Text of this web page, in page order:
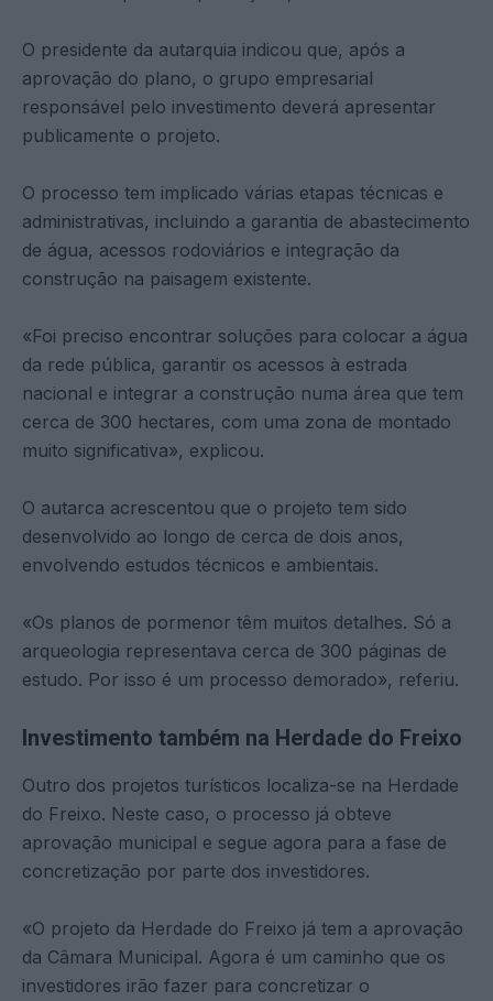
O presidente da autarquia indicou que, após a
aprovação do plano, o grupo empresarial
responsável pelo investimento deverá apresentar
publicamente o projeto.
O processo tem implicado várias etapas técnicas e
administrativas, incluindo a garantia de abastecimento
de água, acessos rodoviários e integração da
construção na paisagem existente.
«Foi preciso encontrar soluções para colocar a água
da rede pública, garantir os acessos à estrada
nacional e integrar a construção numa área que tem
cerca de 300 hectares, com uma zona de montado
muito significativa», explicou.
O autarca acrescentou que o projeto tem sido
desenvolvido ao longo de cerca de dois anos,
envolvendo estudos técnicos e ambientais.
«Os planos de pormenor têm muitos detalhes. Só a
arqueologia representava cerca de 300 páginas de
estudo. Por isso é um processo demorado», referiu.
Investimento também na Herdade do Freixo
Outro dos projetos turísticos localiza-se na Herdade
do Freixo. Neste caso, o processo já obteve
aprovação municipal e segue agora para a fase de
concretização por parte dos investidores.
«O projeto da Herdade do Freixo já tem a aprovação
da Câmara Municipal. Agora é um caminho que os
investidores irão fazer para concretizar o